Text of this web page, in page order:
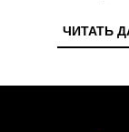
ЧИТАТЬ